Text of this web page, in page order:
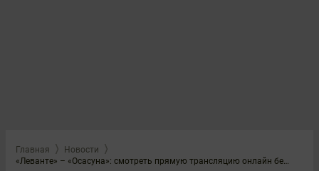
Главная
Новости
«Леванте» – «Осасуна»: смотреть прямую трансляцию онлайн бесплатно, 8 мая 2026